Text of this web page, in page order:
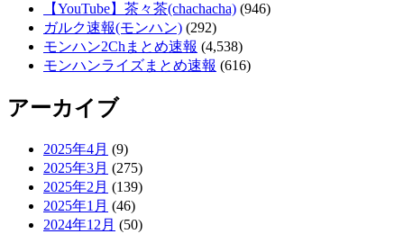
【YouTube】茶々茶(chachacha) (946)
ガルク速報(モンハン) (292)
モンハン2Chまとめ速報 (4,538)
モンハンライズまとめ速報 (616)
アーカイブ
2025年4月 (9)
2025年3月 (275)
2025年2月 (139)
2025年1月 (46)
2024年12月 (50)